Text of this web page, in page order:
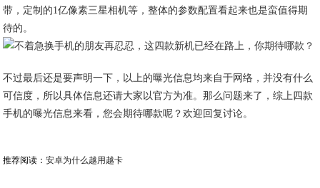
带，定制的1亿像素三星相机等，整体的参数配置看起来也是蛮值得期
待的。
不过最后还是要声明一下，以上的曝光信息均来自于网络，并没有什么
可信度，所以具体信息还请大家以官方为准。那么问题来了，综上四款
手机的曝光信息来看，您会期待哪款呢？欢迎回复讨论。
推荐阅读：安卓为什么越用越卡